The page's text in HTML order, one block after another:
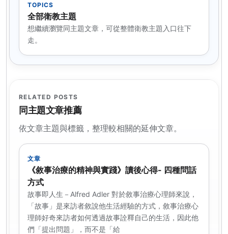
TOPICS
全部衛教主題
想繼續瀏覽同主題文章，可從整體衛教主題入口往下
走。
RELATED POSTS
同主題文章推薦
依文章主題與標籤，整理較相關的延伸文章。
文章
《敘事治療的精神與實踐》讀後心得- 四種問話
方式
故事即人生－Alfred Adler 對於敘事治療心理師來說，
「故事」是來訪者敘說他生活經驗的方式，敘事治療心
理師好奇來訪者如何透過故事詮釋自己的生活，因此他
們「提出問題」，而不是「給